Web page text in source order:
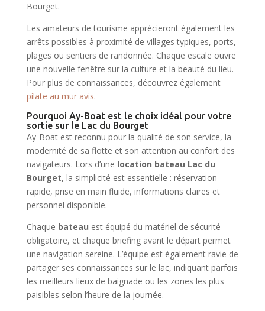
Bourget.
Les amateurs de tourisme apprécieront également les
arrêts possibles à proximité de villages typiques, ports,
plages ou sentiers de randonnée. Chaque escale ouvre
une nouvelle fenêtre sur la culture et la beauté du lieu.
Pour plus de connaissances, découvrez également
pilate au mur avis.
Pourquoi Ay-Boat est le choix idéal pour votre
sortie sur le Lac du Bourget
Ay-Boat est reconnu pour la qualité de son service, la
modernité de sa flotte et son attention au confort des
navigateurs. Lors d’une location bateau Lac du
Bourget, la simplicité est essentielle : réservation
rapide, prise en main fluide, informations claires et
personnel disponible.
Chaque bateau est équipé du matériel de sécurité
obligatoire, et chaque briefing avant le départ permet
une navigation sereine. L’équipe est également ravie de
partager ses connaissances sur le lac, indiquant parfois
les meilleurs lieux de baignade ou les zones les plus
paisibles selon l’heure de la journée.